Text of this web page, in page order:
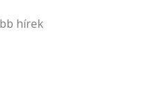
hírek